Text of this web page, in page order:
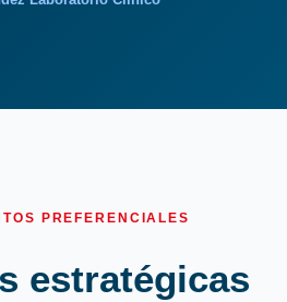
PREFERENCIALES
estratégicas